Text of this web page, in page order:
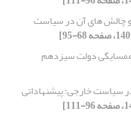
و چالش های آن در سیاست
دولت سیزدهم
سیاست خارجی: پیشنهاداتی